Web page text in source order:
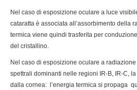
Nel caso di esposizione oculare a luce
cataratta è associata all’assorbimento della
termica viene quindi trasferita per
del cristallino.
Nel caso di esposizione oculare a
spettrali dominanti nelle regioni IR-B, IR-C,
dalla cornea: l’energia termica si propaga